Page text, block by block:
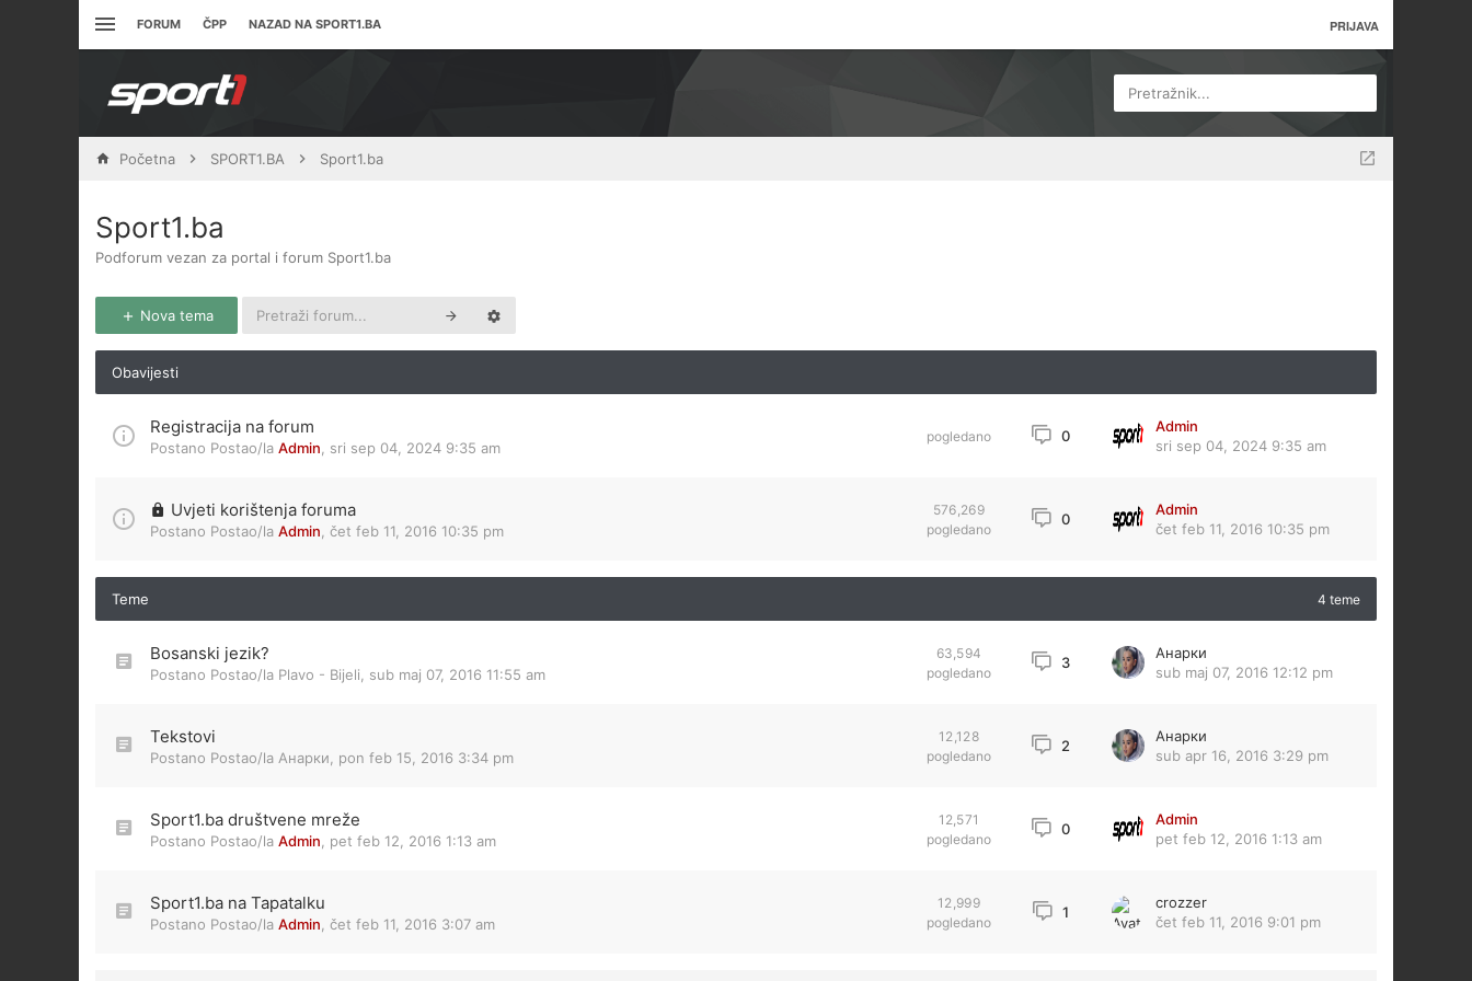
FORUM ČPP NAZAD NA SPORT1.BA PRIJAVA
Pretražnik...
Početna SPORT1.BA Sport1.ba
Sport1.ba
Podforum vezan za portal i forum Sport1.ba
Nova tema
Obavijesti
Registracija na forum
Postano Postao/la Admin sri sep 04, 2024 9:35 am
pogledano 0
Admin
sri sep 04, 2024 9:35 am
Uvjeti korištenja foruma
Postano Postao/la Admin čet feb 11, 2016 10:35 pm
576,269
pogledano
0
Admin
čet feb 11, 2016 10:35 pm
Teme 4 teme
Bosanski jezik?
Postano Postao/la Plavo - Bijeli sub maj 07, 2016 11:55 am
63,594
pogledano
3
Анарки
sub maj 07, 2016 12:12 pm
Tekstovi
Postano Postao/la Анарки pon feb 15, 2016 3:34 pm
12,128
pogledano
2
Анарки
sub apr 16, 2016 3:29 pm
Sport1.ba društvene mreže
Postano Postao/la Admin pet feb 12, 2016 1:13 am
12,571
pogledano
0
Admin
pet feb 12, 2016 1:13 am
Sport1.ba na Tapatalku
Postano Postao/la Admin čet feb 11, 2016 3:07 am
12,999
pogledano
1
crozzer
čet feb 11, 2016 9:01 pm